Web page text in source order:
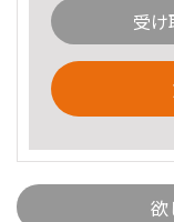
受
欲